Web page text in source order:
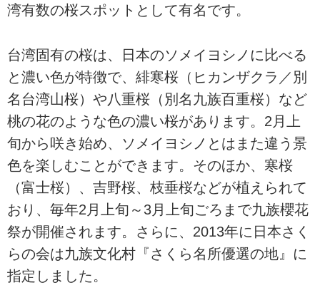
湾有数の桜スポットとして有名です。
台湾固有の桜は、日本のソメイヨシノに比べる
と濃い色が特徴で、緋寒桜（ヒカンザクラ／別
名台湾山桜）や八重桜（別名九族百重桜）など
桃の花のような色の濃い桜があります。2月上
旬から咲き始め、ソメイヨシノとはまた違う景
色を楽しむことができます。そのほか、寒桜
（富士桜）、吉野桜、枝垂桜などが植えられて
おり、毎年2月上旬～3月上旬ごろまで九族櫻花
祭が開催されます。さらに、2013年に日本さく
らの会は九族文化村『さくら名所優選の地』に
指定しました。